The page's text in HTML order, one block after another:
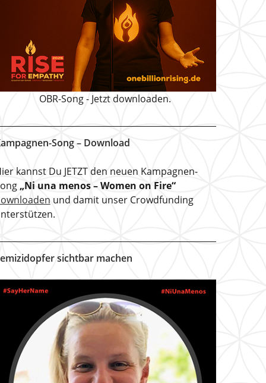
OBR-Song - Jetzt downloaden.
Song – Download
kannst Du JETZT den neuen Kampagnen-
„Ni una menos – Women on Fire“
und damit unser Crowdfunding
sichtbar machen